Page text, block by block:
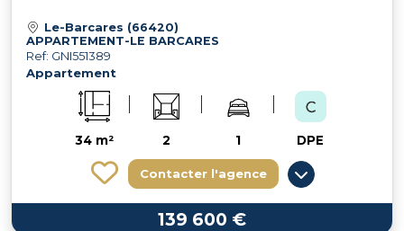
Le-Barcares (66420)
APPARTEMENT-LE BARCARES
Ref: GNI551389
Appartement
34 m² 2 1 DPE
Contacter l'agence
139 600 €